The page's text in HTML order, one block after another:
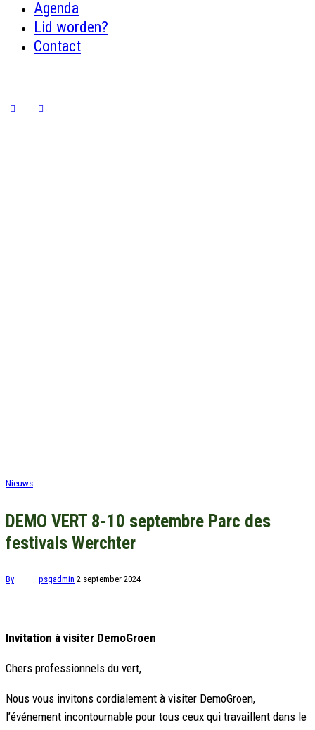
Agenda
Lid worden?
Contact
Nieuws
DEMO VERT 8-10 septembre Parc des
festivals Werchter
By psgadmin 2 september 2024
Invitation à visiter DemoGroen
Chers professionnels du vert,
Nous vous invitons cordialement à visiter DemoGroen,
l’événement incontournable pour tous ceux qui travaillent dans le